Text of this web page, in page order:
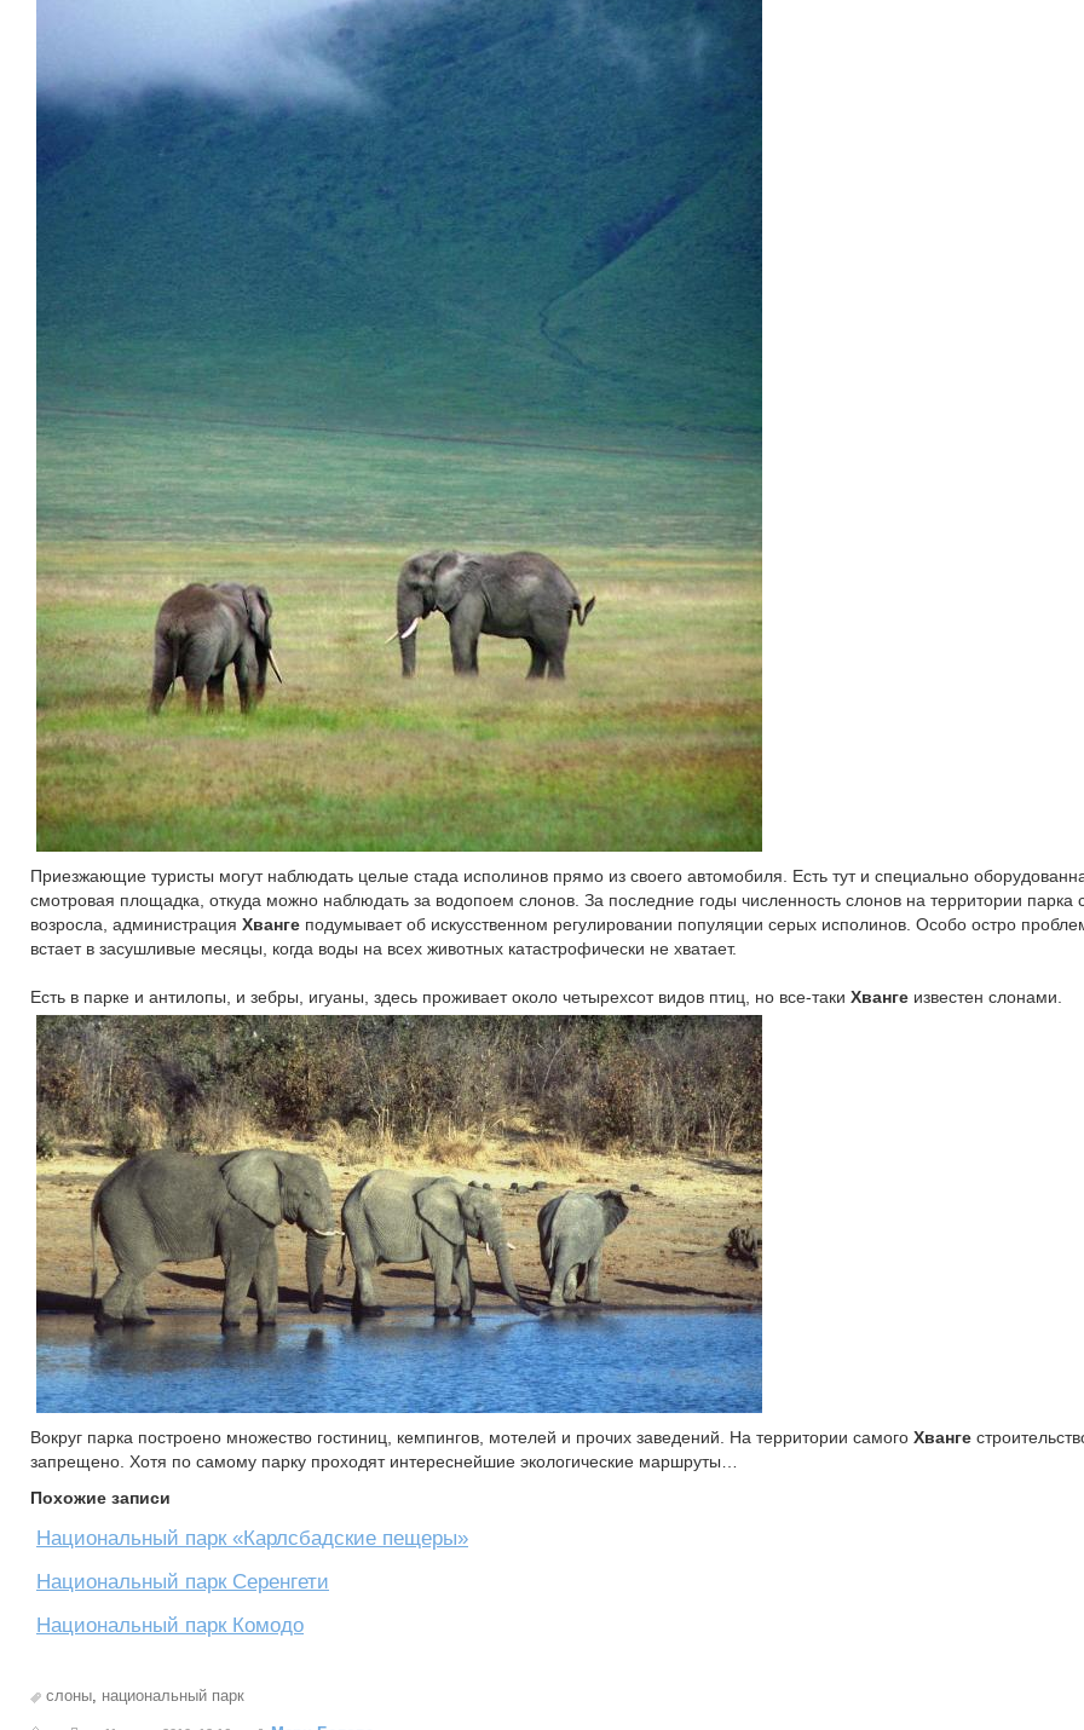
Приезжающие туристы могут наблюдать целые стада исполинов прямо из своего автомобиля. Есть тут и специально
смотровая площадка, откуда можно наблюдать за водопоем слонов. За последние годы численность слонов на территории парка
возросла, администрация Хванге подумывает об искусственном регулировании популяции серых исполинов. Особо остро
встает в засушливые месяцы, когда воды на всех животных катастрофически не хватает.
Есть в парке и антилопы, и зебры, игуаны, здесь проживает около четырехсот видов птиц, но все-таки Хванге известен слонами.
Вокруг парка построено множество гостиниц, кемпингов, мотелей и прочих заведений. На территории самого Хванге
запрещено. Хотя по самому парку проходят интереснейшие экологические маршруты…
Похожие записи
Национальный парк «Карлсбадские пещеры»
Национальный парк Серенгети
Национальный парк Комодо
слоны, национальный парк